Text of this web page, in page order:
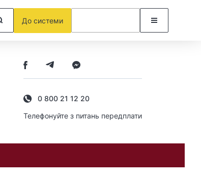
До системи
0 800 21 12 20
Телефонуйте з питань передплати